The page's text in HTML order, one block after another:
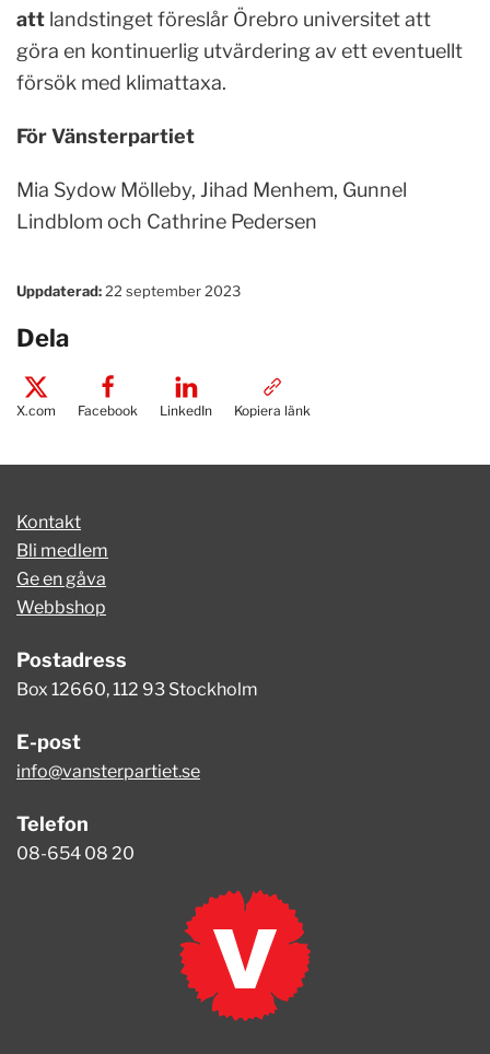
att landstinget föreslår Örebro universitet att
göra en kontinuerlig utvärdering av ett eventuellt
försök med klimattaxa.
För Vänsterpartiet
Mia Sydow Mölleby, Jihad Menhem, Gunnel
Lindblom och Cathrine Pedersen
Uppdaterad: 22 september 2023
Dela
X.com Facebook LinkedIn Kopiera länk
Kontakt
Bli medlem
Ge en gåva
Webbshop
Postadress
Box 12660, 112 93 Stockholm
E-post
info@vansterpartiet.se
Telefon
08-654 08 20